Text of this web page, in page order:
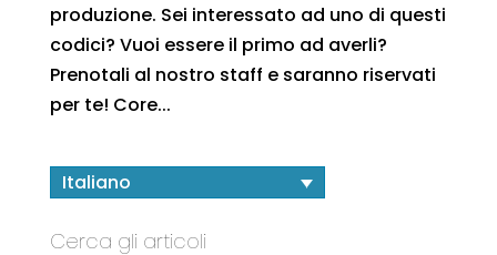
produzione. Sei interessato ad uno di questi
codici? Vuoi essere il primo ad averli?
Prenotali al nostro staff e saranno riservati
per te! Core...
Italiano
Cerca gli articoli